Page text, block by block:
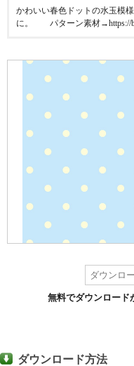
かわいい春色ドットの水玉模
に。 パターン素材→https://
無料でダウンロード
ダウンロード方法